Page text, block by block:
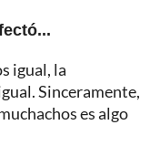
igual, la
Sinceramente,
es algo